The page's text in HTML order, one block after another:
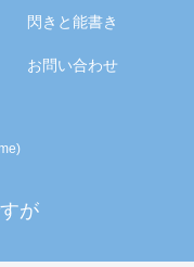
が
閃きと能書き
お問い合わせ